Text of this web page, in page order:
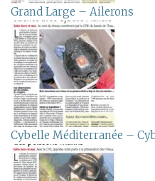
Grand Large – Ailerons
Cybelle Méditerranée –